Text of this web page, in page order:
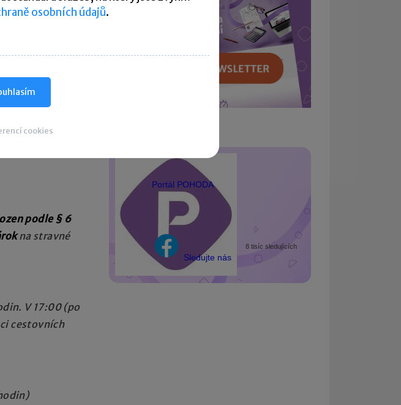
cestu
během
v rámci
podle § 6
na stravné
V 17:00 (po
cestovních
Portál POHODA
Sledujte nás
8 tisíc sledujících
osobních údajů.
cookies